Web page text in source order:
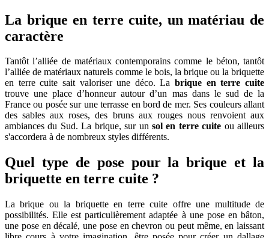
La brique en terre cuite, un matériau de
caractère
Tantôt l’alliée de matériaux contemporains comme le béton, tantôt
l’alliée de matériaux naturels comme le bois, la brique ou la briquette
en terre cuite sait valoriser une déco. Labrique en terre cuite
trouve une place d’honneur autour d’un mas dans le sud de la
France ou posée sur une terrasse en bord de mer. Ses couleurs allant
des sables aux roses, des bruns aux rouges nous renvoient aux
ambiances du Sud. La brique, sur un sol en terre cuite ou ailleurs
s'accordera à de nombreux styles différents.
Quel type de pose pour la brique et la
briquette en terre cuite ?
La brique ou la briquette en terre cuite offre une multitude de
possibilités. Elle est particulièrement adaptée à une pose en bâton,
une pose en décalé, une pose en chevron ou peut même, en laissant